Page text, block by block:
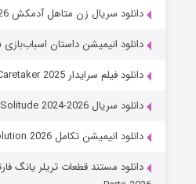
دانلود سریال زن متاهل آدمکش A Bona Fide Killer 2026
دانلود انیمیشن داستان اسباب‌بازی ۵ Toy Story 5 (2026)
دانلود فیلم سرایدار The Caretaker 2025
دانلود سریال One Hundred Years of Solitude 2024-2026
دانلود انیمیشن تکامل Evolution 2026